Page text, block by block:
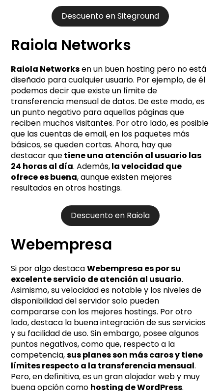
Descuento en Siteground
Raiola Networks
Raiola Networksen un buen hosting pero no está
diseñado para cualquier usuario. Por ejemplo, de él
podemos decir que existe un límite de
transferencia mensual de datos. De este modo, es
un punto negativo para aquellas páginas que
reciben muchos visitantes. Por otro lado, es posible
que las cuentas de email, en los paquetes más
básicos, se queden cortas. Ahora, hay que
destacar quetiene una atención al usuario las
24 horas al día. Además,la velocidad que
ofrece es buena, aunque existen mejores
resultados en otros hostings.
Descuento en Raiola
Webempresa
Si por algo destacaWebempresa es por su
excelente servicio de atención al usuario.
Asimismo, su velocidad es notable y los niveles de
disponibilidad del servidor solo pueden
compararse con los mejores hostings. Por otro
lado, destaca la buena integración de sus servicios
y su facilidad de uso. Sin embargo, posee algunos
puntos negativos, como que, respecto a la
competencia,sus planes son más caros y tiene
límites respecto a la transferencia mensual.
Pero, en definitiva, es un gran alojador web y muy
buena opción como hosting de WordPress.